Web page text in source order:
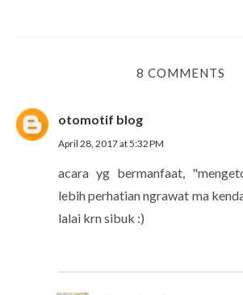
8 COMMENTS
otomotif blog
April 28, 2017 at 5:32 PM
acara yg bermanfaat,
lebih perhatian ngrawat ma
lalai krn sibuk :)